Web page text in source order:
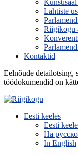
Lahtiste
Riigikogu
Kontaktid
Eelnõude detailotsing,
töödokumendid on
Eesti keeles
Eesti
На
In English